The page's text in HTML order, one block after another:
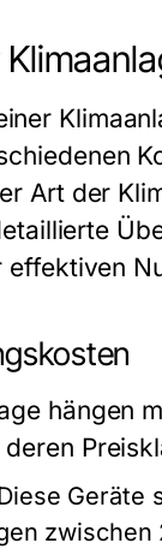
Art der
hängen
Geräte